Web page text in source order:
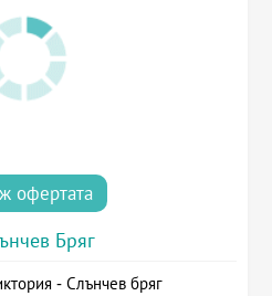
офертата
Бряг
- Слънчев бряг